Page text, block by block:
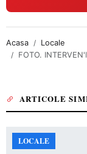
Acasa
Locale
FOTO.
ARTICOLE
LOCALE